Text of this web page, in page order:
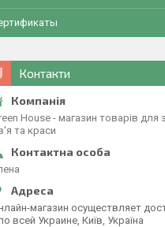
Контакти
House - магазин товарів для
та краси
магазин осуществляет
всей Украине, Київ, Україна